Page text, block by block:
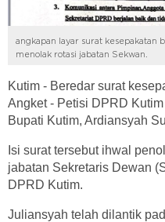
angkapan layar surat kesepakatan
menolak rotasi jabatan Sekwan.
Kutim - Beredar surat
Angket - Petisi DPRD
Bupati Kutim, Ardiansyah
Isi surat tersebut ihwal
jabatan Sekretaris Dewan
DPRD Kutim.
Juliansyah telah dilantik